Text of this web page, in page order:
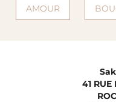
AMOUR
41 RUE